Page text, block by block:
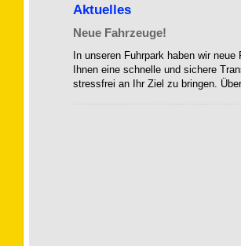
Aktuelles
Neue Fahrzeuge!
In unseren Fuhrpark haben wir
Ihnen eine schnelle und sichere
stressfrei an Ihr Ziel zu bringen.